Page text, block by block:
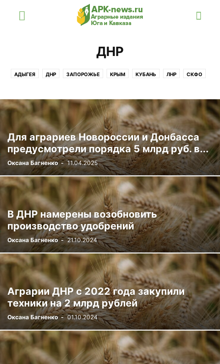
ДНР
АДЫГЕЯ ДНР ЗАПОРОЖЬЕ КРЫМ КУБАНЬ ЛНР СКФО
Для аграриев Новороссии и Донбасса
предусмотрели порядка 5 млрд руб. в...
Оксана Багненко - 11.04.2025
В ДНР намерены возобновить
производство удобрений
Оксана Багненко - 21.10.2024
Аграрии ДНР с 2022 года закупили
техники на 2 млрд рублей
Оксана Багненко - 01.10.2024